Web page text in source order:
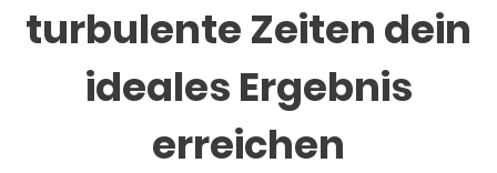
turbulente Zeiten dein
ideales Ergebnis
erreichen